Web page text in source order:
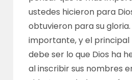
ustedes hicieron para
obtuvieron para su gloria.
importante, y el principal
debe ser lo que Dios ha
al inscribir sus nombres